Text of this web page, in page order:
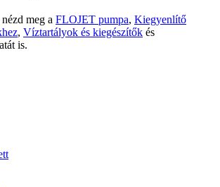
meg a FLOJET pumpa, Kiegyenlítő
, Víztartályok és kiegészítők és
is.